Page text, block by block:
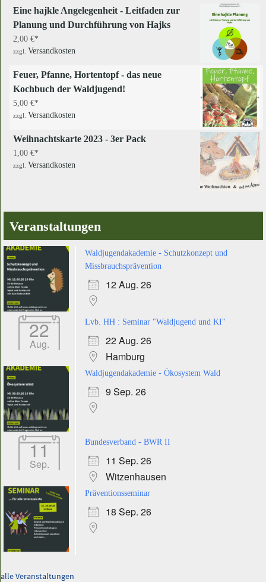
Eine hajkle Angelegenheit - Leitfaden zur
Planung und Durchführung von Hajks
2,00 €
zzgl. Versandkosten
Feuer, Pfanne, Hortentopf - das neue
Kochbuch der Waldjugend!
5,00 €
zzgl. Versandkosten
Weihnachtskarte 2023 - 3er Pack
1,00 €
zzgl. Versandkosten
Veranstaltungen
Waldjugendakademie - Schutzkonzept und
Missbrauchsprävention
12 Aug. 26
22
Aug.
Lvb. HH : Seminar "Waldjugend und KI"
22 Aug. 26
Hamburg
Waldjugendakademie - Ökosystem Wald
9 Sep. 26
11
Sep.
Bundesverband - BWR II
11 Sep. 26
Witzenhausen
Präventionsseminar
18 Sep. 26
alle Veranstaltungen